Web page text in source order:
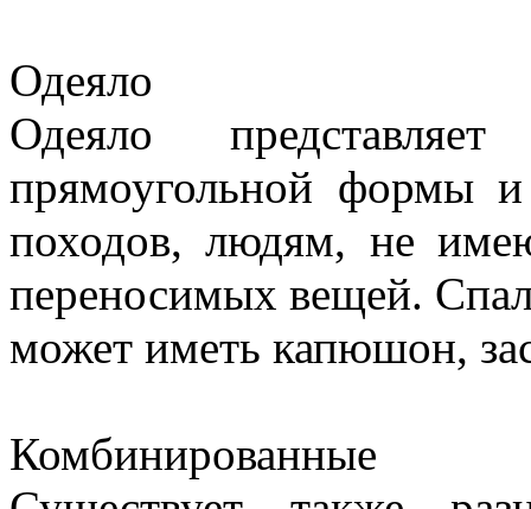
Одеяло
Одеяло
прямоугольной формы
походов, людям, не
переносимых вещей.
может иметь капюшон,
Комбинированные